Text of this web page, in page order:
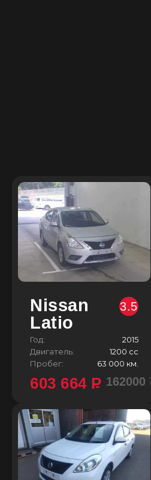
Nissan
Latio
3.5
Год:
2015
Двигатель:
1200 сс
Пробег:
63 000 км.
603 664 P 162000 ¥